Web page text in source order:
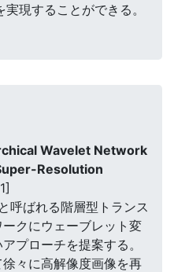
現することができる。
Wavelet Network
Resolution
呼ばれる階層型トランス
クにウェーブレット変
プローチを提案する。
々に高解像度画像を再